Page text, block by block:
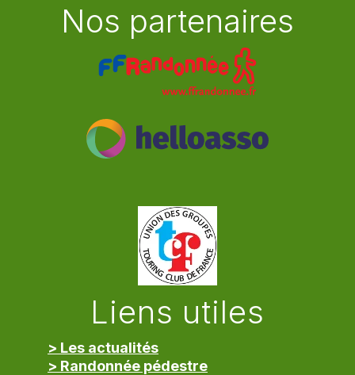
Nos partenaires
Liens utiles
> Les actualités
> Randonnée pédestre